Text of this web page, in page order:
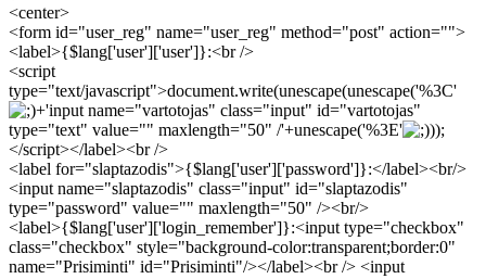
<center>
<form id="user_reg" name="user_reg" method="post" action="">
<label>{$lang['user']['user']}:<br />
<script
type="text/javascript">document.write(unescape(unescape('%3C'
+'input name="vartotojas" class="input" id="vartotojas"
type="text" value="" maxlength="50" /'+unescape('%3E'
));
</script></label><br />
<label for="slaptazodis">{$lang['user']['password']}:</label><br/>
<input name="slaptazodis" class="input" id="slaptazodis"
type="password" value="" maxlength="50" /><br/>
<label>{$lang['user']['login_remember']}:<input type="checkbox"
class="checkbox" style="background-color:transparent;border:0"
name="Prisiminti" id="Prisiminti"/></label><br /> <input